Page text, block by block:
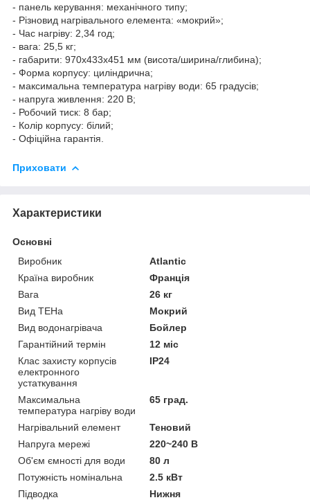
- панель керування: механічного типу;
- Різновид нагрівального елемента: «мокрий»;
- Час нагріву: 2,34 год;
- вага: 25,5 кг;
- габарити: 970х433х451 мм (висота/ширина/глибина);
- Форма корпусу: циліндрична;
- максимальна температура нагріву води: 65 градусів;
- напруга живлення: 220 В;
- Робочий тиск: 8 бар;
- Колір корпусу: білий;
- Офіційна гарантія.
Приховати
Характеристики
Основні
Виробник
Atlantic
Країна виробник
Франція
Вага
26 кг
Вид ТЕНа
Мокрий
Вид водонагрівача
Бойлер
Гарантійний термін
12 міс
Клас захисту корпусів
електронного
устаткування
IP24
Максимальна
температура нагріву води
65 град.
Нагрівальний елемент
Теновий
Напруга мережі
220~240 В
Об'єм ємності для води
80 л
Потужність номінальна
2.5 кВт
Підводка
Нижня